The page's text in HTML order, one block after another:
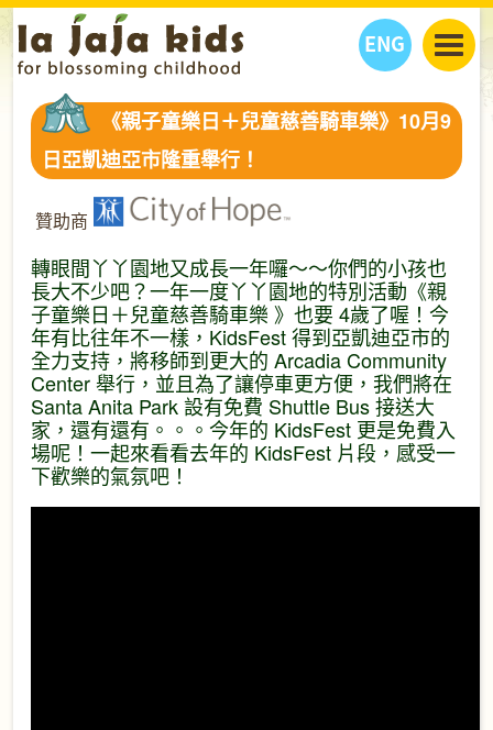
ENG
丫丫看天下
教學活動
丫丫活動
健康生活館
我們的故事
聯絡
丫丫夥伴 + 友情連接
購物
《親子童樂日＋兒童慈善騎車樂》10月9
日亞凱迪亞市隆重舉行！
贊助商
轉眼間丫丫園地又成長一年囉～～你們的小孩也
長大不少吧？一年一度丫丫園地的特別活動《親
子童樂日＋兒童慈善騎車樂 》也要 4歲了喔！今
年有比往年不一樣，KidsFest 得到亞凱迪亞市的
全力支持，將移師到更大的 Arcadia Community
Center 舉行，並且為了讓停車更方便，我們將在
Santa Anita Park 設有免費 Shuttle Bus 接送大
家，還有還有。。。今年的 KidsFest 更是免費入
場呢！一起來看看去年的 KidsFest 片段，感受一
下歡樂的氣氛吧！